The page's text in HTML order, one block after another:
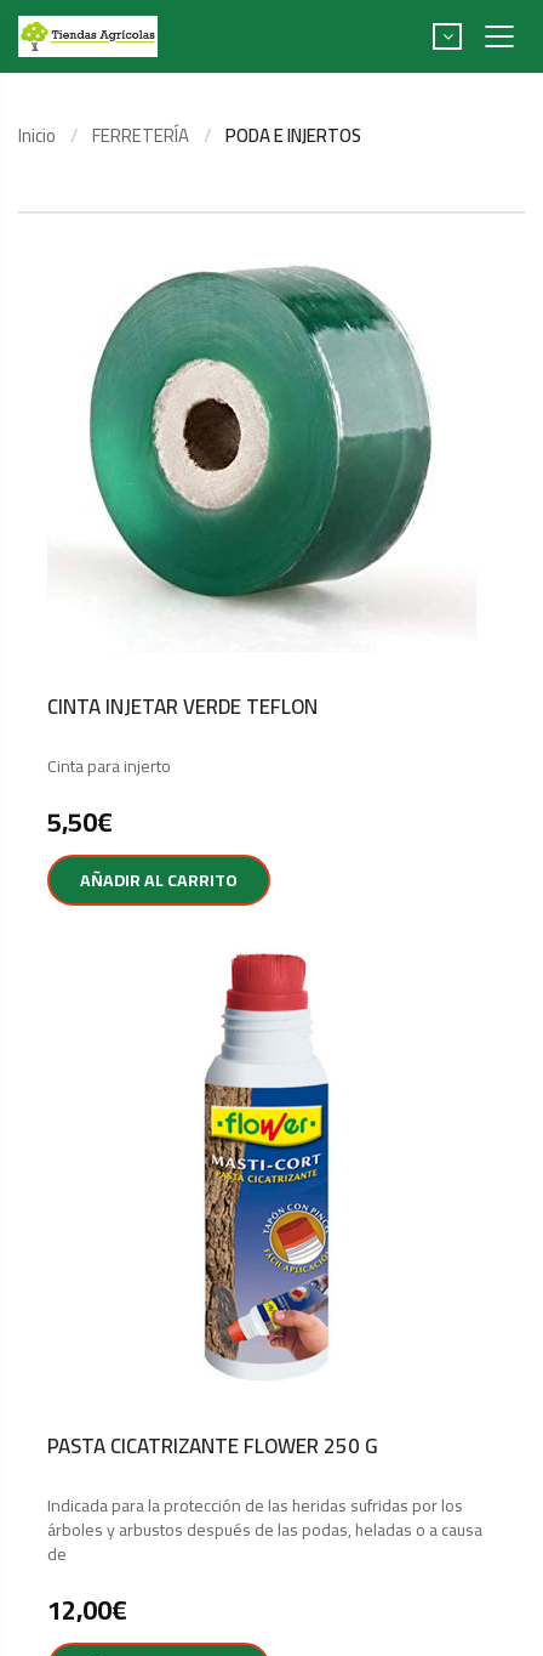
Inicio FERRETERÍA PODA E INJERTOS
CINTA INJETAR VERDE TEFLON
Cinta para injerto
5,50€
AÑADIR AL CARRITO
PASTA CICATRIZANTE FLOWER 250 G
Indicada para la protección de las heridas sufridas por los
árboles y arbustos después de las podas, heladas o a causa
de
12,00€